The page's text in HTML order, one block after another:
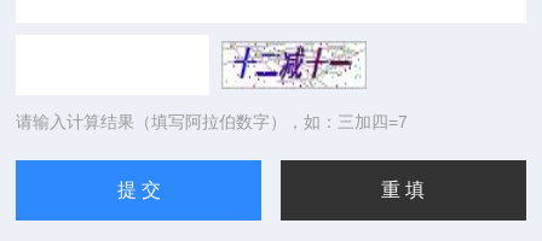
请输入计算结果（填写阿拉伯数字），如：三加四=7